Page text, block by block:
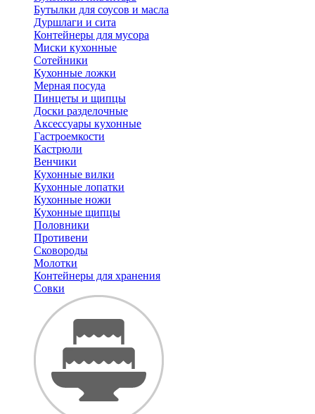
Бутылки для соусов и масла
Дуршлаги и сита
Контейнеры для мусора
Миски кухонные
Сотейники
Кухонные ложки
Мерная посуда
Пинцеты и щипцы
Доски разделочные
Аксессуары кухонные
Гастроемкости
Кастрюли
Венчики
Кухонные вилки
Кухонные лопатки
Кухонные ножи
Кухонные щипцы
Половники
Противени
Сковороды
Молотки
Контейнеры для хранения
Совки